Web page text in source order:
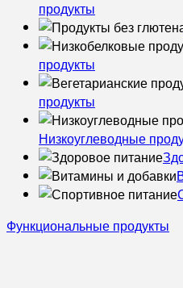
продукты
продукты
продукты
Низкоуглеводные
Функциональные продукты